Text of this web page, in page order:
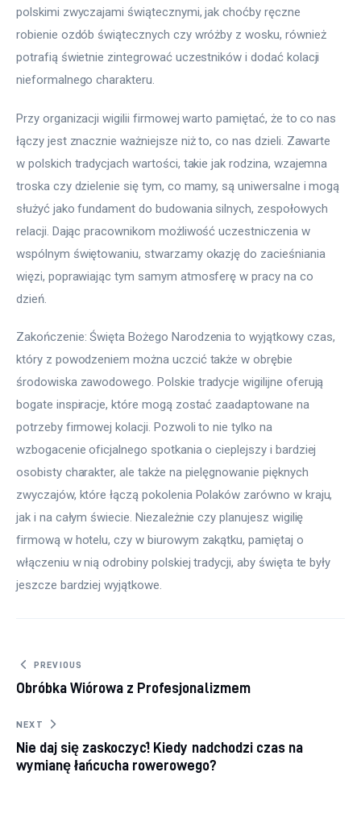
polskimi zwyczajami świątecznymi, jak choćby ręczne
robienie ozdób świątecznych czy wróżby z wosku, również
potrafią świetnie zintegrować uczestników i dodać kolacji
nieformalnego charakteru.
Przy organizacji wigilii firmowej warto pamiętać, że to co nas
łączy jest znacznie ważniejsze niż to, co nas dzieli. Zawarte
w polskich tradycjach wartości, takie jak rodzina, wzajemna
troska czy dzielenie się tym, co mamy, są uniwersalne i mogą
służyć jako fundament do budowania silnych, zespołowych
relacji. Dając pracownikom możliwość uczestniczenia w
wspólnym świętowaniu, stwarzamy okazję do zacieśniania
więzi, poprawiając tym samym atmosferę w pracy na co
dzień.
Zakończenie: Święta Bożego Narodzenia to wyjątkowy czas,
który z powodzeniem można uczcić także w obrębie
środowiska zawodowego. Polskie tradycje wigilijne oferują
bogate inspiracje, które mogą zostać zaadaptowane na
potrzeby firmowej kolacji. Pozwoli to nie tylko na
wzbogacenie oficjalnego spotkania o cieplejszy i bardziej
osobisty charakter, ale także na pielęgnowanie pięknych
zwyczajów, które łączą pokolenia Polaków zarówno w kraju,
jak i na całym świecie. Niezależnie czy planujesz wigilię
firmową w hotelu, czy w biurowym zakątku, pamiętaj o
włączeniu w nią odrobiny polskiej tradycji, aby święta te były
jeszcze bardziej wyjątkowe.
Nawigacja wpisu
PREVIOUS
Obróbka Wiórowa z Profesjonalizmem
NEXT
Nie daj się zaskoczyć! Kiedy nadchodzi czas na
wymianę łańcucha rowerowego?